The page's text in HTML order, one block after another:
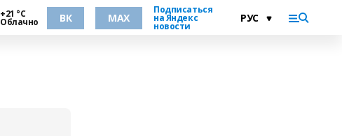
+21 °С
Облачно ВК MAX
Подписаться
на Яндекс
новости